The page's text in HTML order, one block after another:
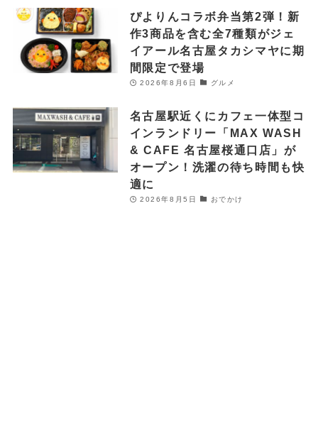
ぴよりんコラボ弁当第2弾！新
作3商品を含む全7種類がジェ
イアール名古屋タカシマヤに期
間限定で登場
2026年8月6日 グルメ
名古屋駅近くにカフェ一体型コ
インランドリー「MAX WASH
& CAFE 名古屋桜通口店」が
オープン！洗濯の待ち時間も快
適に
2026年8月5日 おでかけ